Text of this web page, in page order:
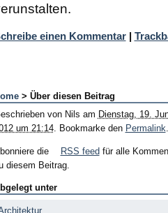
einen Kommentar |
> Über diesen Beitrag
von Nils am Dienstag, 19.
um 21:14. Bookmarke den Permalink.
die RSS feed für alle
diesem Beitrag.
unter